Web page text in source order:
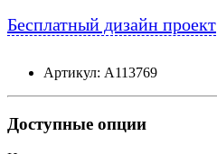
Бесплатный дизайн проект
Артикул: А113769
Доступные опции